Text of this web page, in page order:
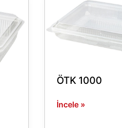
ÖTK 1000
1000
İncele »